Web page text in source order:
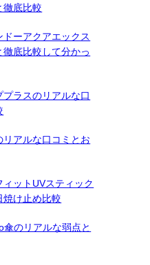
徹底比較
ドーアクアエックス
底比較して分かっ
プラスのリアルな口
リアルな口コミとお
ィットUVスティック
焼け止め比較
傘のリアルな弱点と